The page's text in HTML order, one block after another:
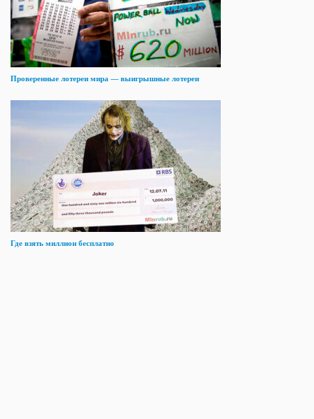
Проверенные лотереи мира — выигрышные лотереи
Где взять миллион бесплатно